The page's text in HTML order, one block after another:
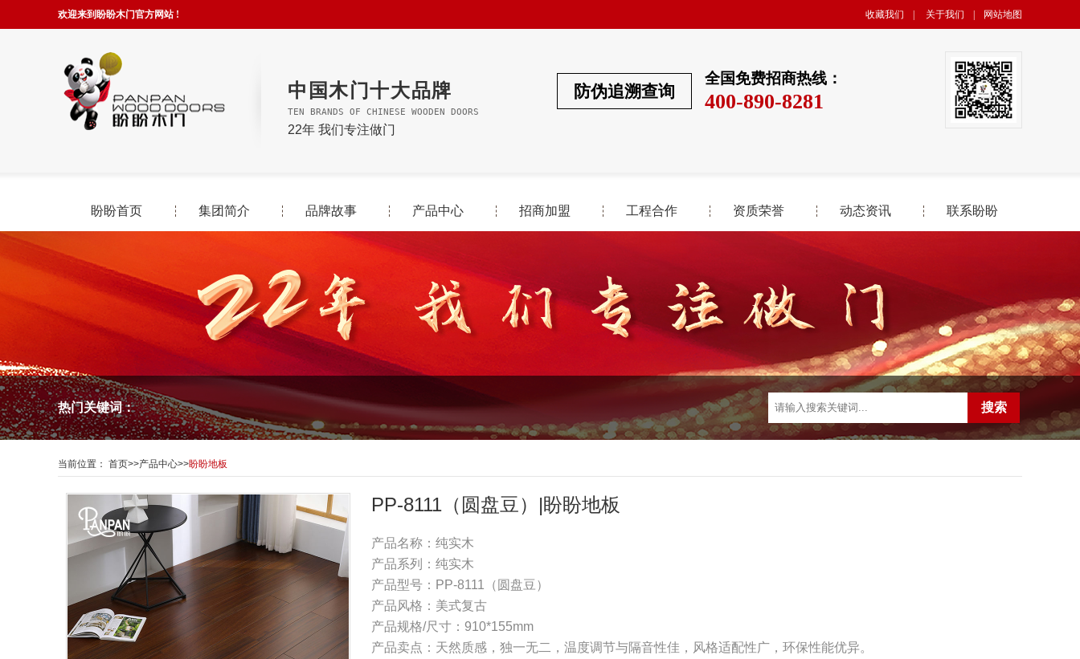
欢迎来到盼盼木门官方网站 ! 收藏我们 关于我们 网站地图
中国木门十大品牌
TEN BRANDS OF CHINESE WOODEN DOORS
22年 我们专注做门
全国免费招商热线：
400-890-8281
防伪追溯查询
盼盼首页 集团简介 品牌故事 产品中心 招商加盟 工程合作 资质荣誉 动态资讯 联系盼盼
热门关键词：
当前位置： 首页>>产品中心>>盼盼地板
PP-8111（圆盘豆）|盼盼地板
产品名称：纯实木
产品系列：纯实木
产品型号：PP-8111（圆盘豆）
产品风格：美式复古
产品规格/尺寸：910*155mm
产品卖点：天然质感，独一无二，温度调节与隔音性佳，风格适配性广，环保性能优异。